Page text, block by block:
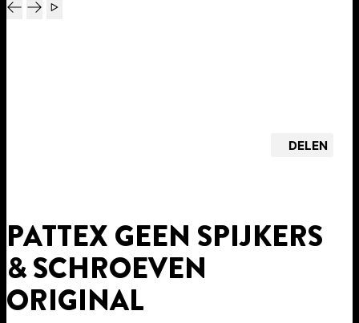
DELEN
PATTEX GEEN SPIJKERS
& SCHROEVEN
ORIGINAL